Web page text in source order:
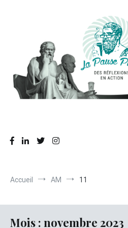
Accueil AM 11
Mois : novembre 2023